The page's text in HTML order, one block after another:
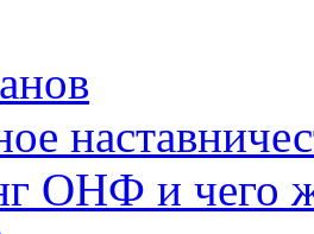
ОНФ и чего